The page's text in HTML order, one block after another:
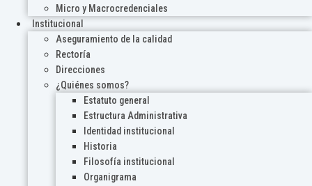
Micro y Macrocredenciales
Institucional
Aseguramiento de la calidad
Rectoría
Direcciones
¿Quiénes somos?
Estatuto general
Estructura Administrativa
Identidad institucional
Historia
Filosofía institucional
Organigrama